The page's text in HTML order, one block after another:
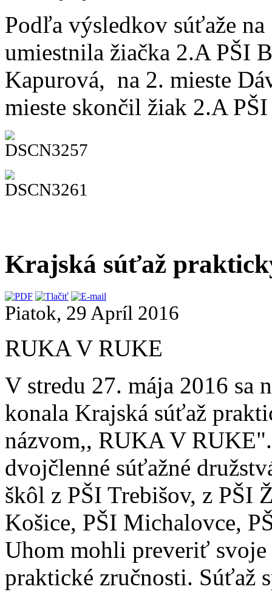
Podľa výsledkov súťaže na
umiestnila žiačka 2.A PŠI
Kapurová, na 2. mieste
mieste skončil žiak 2.A
Krajská súťaž
Piatok, 29 Apríl 2016
RUKA V RUKE
V stredu 27. mája 2016 sa
konala Krajská súťaž
názvom,, RUKA V
dvojčlenné súťažné
škôl z PŠI Trebišov, z PŠI
Košice, PŠI Michalovce,
Uhom mohli preveriť svoje
praktické zručnosti. Súťaž